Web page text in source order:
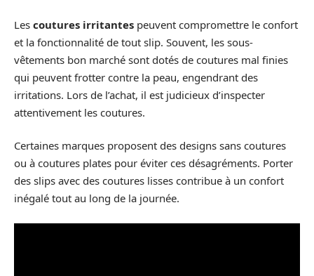
Les coutures irritantes peuvent compromettre le confort
et la fonctionnalité de tout slip. Souvent, les sous-
vêtements bon marché sont dotés de coutures mal finies
qui peuvent frotter contre la peau, engendrant des
irritations. Lors de l’achat, il est judicieux d’inspecter
attentivement les coutures.
Certaines marques proposent des designs sans coutures
ou à coutures plates pour éviter ces désagréments. Porter
des slips avec des coutures lisses contribue à un confort
inégalé tout au long de la journée.